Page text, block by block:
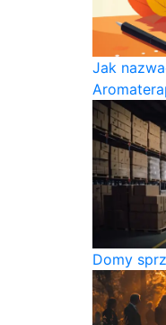
Jak
Domy